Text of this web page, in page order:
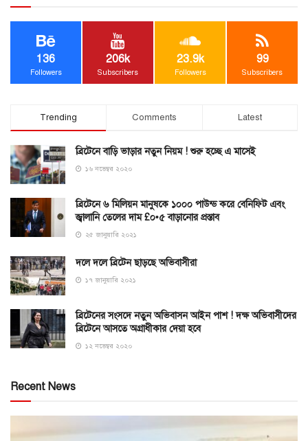
136
Followers
206k
Subscribers
23.9k
Followers
99
Subscribers
Trending Comments Latest
ব্রিটেনে বাড়ি ভাড়ার নতুন নিয়ম ! শুরু হচ্ছে এ মাসেই
১৬ নভেম্বর ২০২০
ব্রিটেনে ৬ মিলিয়ন মানুষকে ১০০০ পাউন্ড করে বেনিফিট এবং
জ্বালানি তেলের দাম £০•৫ বাড়ানোর প্রস্তাব
২৫ জানুয়ারি ২০২১
দলে দলে ব্রিটেন ছাড়ছে অভিবাসীরা
১৭ জানুয়ারি ২০২১
ব্রিটেনের সংসদে নতুন অভিবাসন আইন পাশ ! দক্ষ অভিবাসীদের
ব্রিটেনে আসতে অগ্রাধীকার দেয়া হবে
১২ নভেম্বর ২০২০
Recent News